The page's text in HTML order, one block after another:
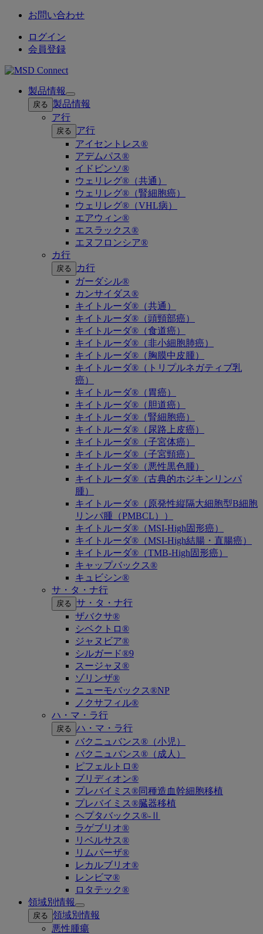
お問い合わせ
ログイン
会員登録
製品情報
Open
submenu
戻る 製品情報
ア行
戻る
ア行
アイセントレス®
アデムパス®
イドビンソ®
ウェリレグ®（共通）
ウェリレグ®（腎細胞癌）
ウェリレグ®（VHL病）
エアウィン®
エスラックス®
エヌフロンシア®
カ行
戻る
カ行
ガーダシル®
カンサイダス®
キイトルーダ®（共通）
キイトルーダ®（頭頸部癌）
キイトルーダ®（食道癌）
キイトルーダ®（非小細胞肺癌）
キイトルーダ®（胸膜中皮腫）
キイトルーダ®（トリプルネガティブ乳
癌）
キイトルーダ®（胃癌）
キイトルーダ®（胆道癌）
キイトルーダ®（腎細胞癌）
キイトルーダ®（尿路上皮癌）
キイトルーダ®（子宮体癌）
キイトルーダ®（子宮頸癌）
キイトルーダ®（悪性黒色腫）
キイトルーダ®（古典的ホジキンリンパ
腫）
キイトルーダ®（原発性縦隔大細胞型B細胞
リンパ腫（PMBCL））
キイトルーダ®（MSI-High固形癌）
キイトルーダ®（MSI-High結腸・直腸癌）
キイトルーダ®（TMB-High固形癌）
キャップバックス®
キュビシン®
サ・タ・ナ行
戻る サ・タ・ナ行
ザバクサ®
シベクトロ®
ジャヌビア®
シルガード®9
スージャヌ®
ゾリンザ®
ニューモバックス®NP
ノクサフィル®
ハ・マ・ラ行
戻る ハ・マ・ラ行
バクニュバンス®（小児）
バクニュバンス®（成人）
ピフェルトロ®
ブリディオン®
プレバイミス®同種造血幹細胞移植
プレバイミス®臓器移植
ヘプタバックス®-Ⅱ
ラゲブリオ®
リベルサス®
リムパーザ®
レカルブリオ®
レンビマ®
ロタテック®
領域別情報
Open
submenu
戻る 領域別情報
悪性腫瘍